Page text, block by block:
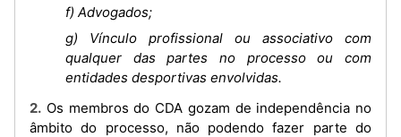
f) Advogados;
g) Vínculo profissional ou associativo com
qualquer das partes no processo ou com
entidades desportivas envolvidas.
2. Os membros do CDA gozam de independência no
âmbito do processo, não podendo fazer parte do